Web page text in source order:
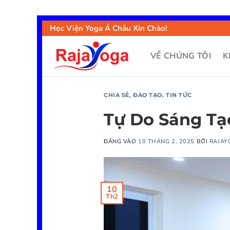
Học Viện Yoga Á Châu Xin Chào!
VỀ CHÚNG TÔI
CHIA SẺ,ĐÀO TẠO,TIN TỨC
Tự Do Sáng
ĐĂNG VÀO 10 THÁNG 2, 2025 BỞI
10
Th2